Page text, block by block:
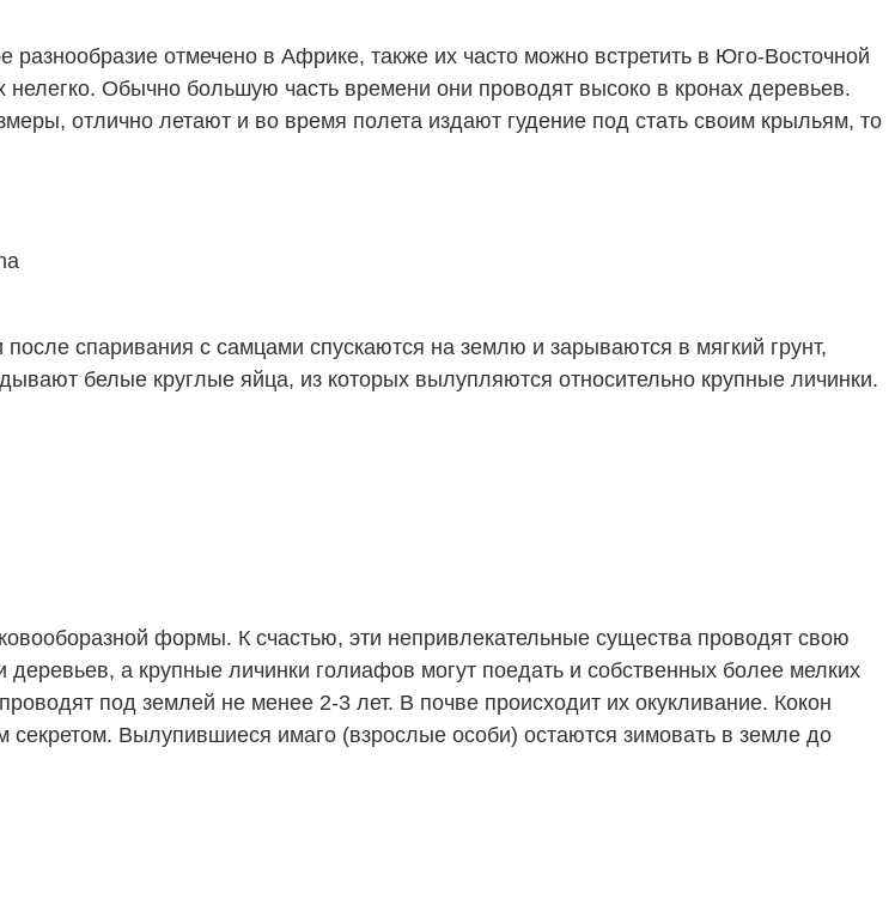
отмечено в Африке, также их часто можно встретить в Юго-Восточной
Обычно большую часть времени они проводят высоко в кронах деревьев.
отлично летают и во время полета издают гудение под стать своим крыльям, то
спаривания с самцами спускаются на землю и зарываются в мягкий грунт,
белые круглые яйца, из которых вылупляются относительно крупные личинки.
формы. К счастью, эти непривлекательные существа проводят свою
а крупные личинки голиафов могут поедать и собственных более мелких
под землей не менее 2-3 лет. В почве происходит их окукливание. Кокон
секретом. Вылупившиеся имаго (взрослые особи) остаются зимовать в земле до